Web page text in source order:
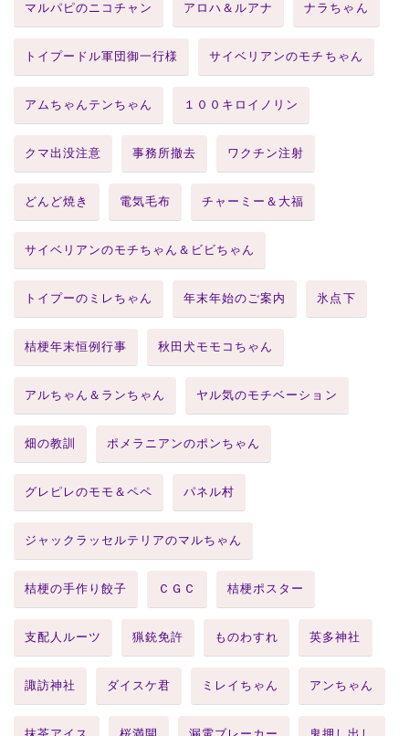
マルパピのニコチャン アロハ＆ルアナ ナラちゃん
トイプードル軍団御一行様 サイベリアンのモチちゃん
アムちゃんテンちゃん １００キロイノリン
クマ出没注意 事務所撤去 ワクチン注射
どんど焼き 電気毛布 チャーミー＆大福
サイベリアンのモチちゃん＆ビビちゃん
トイプーのミレちゃん 年末年始のご案内 氷点下
桔梗年末恒例行事 秋田犬モモコちゃん
アルちゃん＆ランちゃん ヤル気のモチベーション
畑の教訓 ポメラニアンのポンちゃん
グレピレのモモ＆ペペ パネル村
ジャックラッセルテリアのマルちゃん
桔梗の手作り餃子 ＣＧＣ 桔梗ポスター
支配人ルーツ 猟銃免許 ものわすれ 英多神社
諏訪神社 ダイスケ君 ミレイちゃん アンちゃん